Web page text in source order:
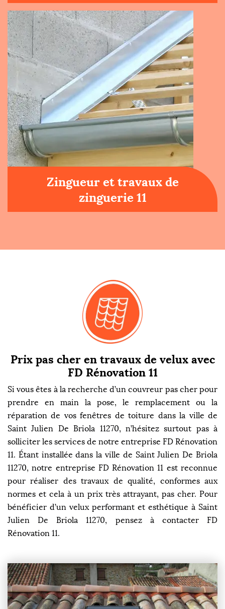
Zingueur et travaux de
zinguerie 11
Prix pas cher en travaux de velux avec
FD Rénovation 11
Si vous êtes à la recherche d’un couvreur pas cher pour
prendre en main la pose, le remplacement ou la
réparation de vos fenêtres de toiture dans la ville de
Saint Julien De Briola 11270, n’hésitez surtout pas à
solliciter les services de notre entreprise FD Rénovation
11. Étant installée dans la ville de Saint Julien De Briola
11270, notre entreprise FD Rénovation 11 est reconnue
pour réaliser des travaux de qualité, conformes aux
normes et cela à un prix très attrayant, pas cher. Pour
bénéficier d’un velux performant et esthétique à Saint
Julien De Briola 11270, pensez à contacter FD
Rénovation 11.